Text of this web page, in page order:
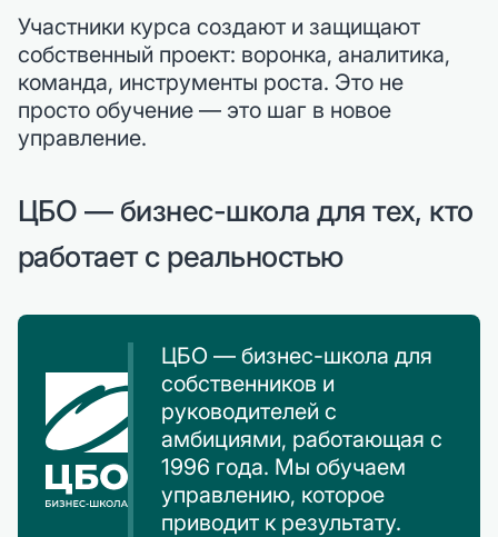
Участники курса создают и защищают
собственный проект: воронка, аналитика,
команда, инструменты роста. Это не
просто обучение — это шаг в новое
управление.
ЦБО — бизнес-школа для тех, кто
работает с реальностью
ЦБО — бизнес-школа для
собственников и
руководителей с
амбициями, работающая с
1996 года. Мы обучаем
управлению, которое
приводит к результату.